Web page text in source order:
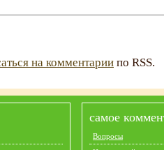
на комментарии по RSS.
самое
Вопросы